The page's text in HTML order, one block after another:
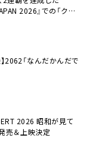
2026』での「クス
マンスをYouTube公開
2062「なんだかんだで
2026 昭和が見て
売＆上映決定